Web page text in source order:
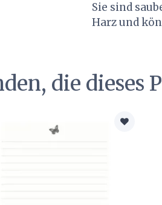
Sie sind
Harz und
die dieses